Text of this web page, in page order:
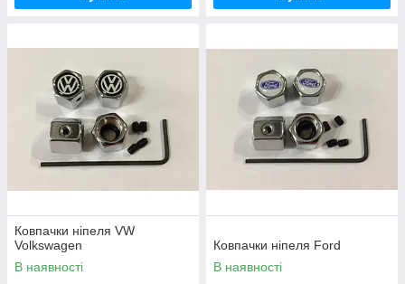
Ковпачки ніпеля VW
Volkswagen
В наявності
Ковпачки ніпеля Ford
В наявності